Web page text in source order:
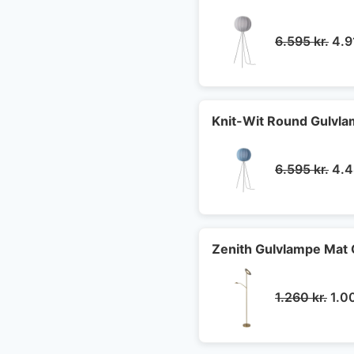
6.595kr.
Knit-Wit Round
6.595kr.
Zenith Gulvlampe Mat
1.260kr. Den